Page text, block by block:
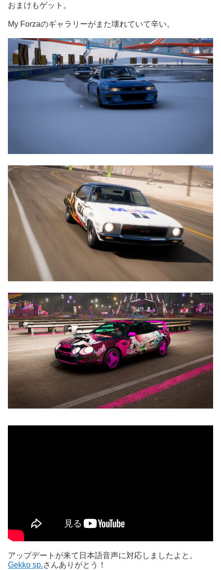
おまけもゲット。
My Forzaのギャラリーがまた壊れていて辛い。
アップデートが来て日本語音声に対応しましたよと。
Gekko sp.さんありがとう！